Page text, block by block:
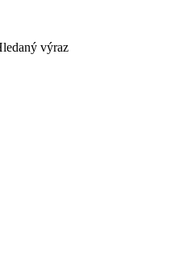
výraz